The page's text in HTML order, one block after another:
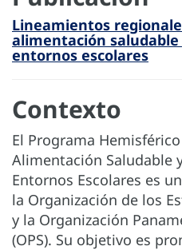
Lineamientos
alimentación
entornos escolares
Contexto
El Programa
Alimentación Saludable
Entornos Escolares es
la Organización de los
y la Organización
(OPS). Su objetivo es